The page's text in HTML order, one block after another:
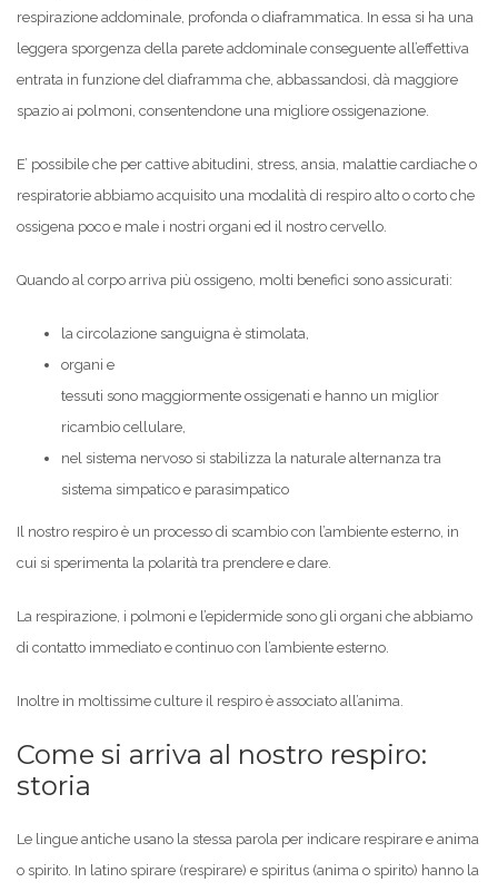
respirazione addominale, profonda o diaframmatica. In essa si ha una
leggera sporgenza della parete addominale conseguente all’effettiva
entrata in funzione del diaframma che, abbassandosi, dà maggiore
spazio ai polmoni, consentendone una migliore ossigenazione.
E’ possibile che per cattive abitudini, stress, ansia, malattie cardiache o
respiratorie abbiamo acquisito una modalità di respiro alto o corto che
ossigena poco e male i nostri organi ed il nostro cervello.
Quando al corpo arriva più ossigeno, molti benefici sono assicurati:
la circolazione sanguigna è stimolata,
organi e
tessuti sono maggiormente ossigenati e hanno un miglior
ricambio cellulare,
nel sistema nervoso si stabilizza la naturale alternanza tra
sistema simpatico e parasimpatico
Il nostro respiro è un processo di scambio con l’ambiente esterno, in
cui si sperimenta la polarità tra prendere e dare.
La respirazione, i polmoni e l’epidermide sono gli organi che abbiamo
di contatto immediato e continuo con l’ambiente esterno.
Inoltre in moltissime culture il respiro è associato all’anima.
Come si arriva al nostro respiro:
storia
Le lingue antiche usano la stessa parola per indicare respirare e anima
o spirito. In latino spirare (respirare) e spiritus (anima o spirito) hanno la